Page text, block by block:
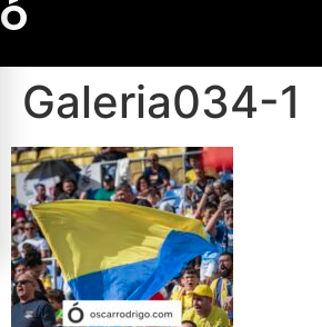
Ó
Galeria034-1